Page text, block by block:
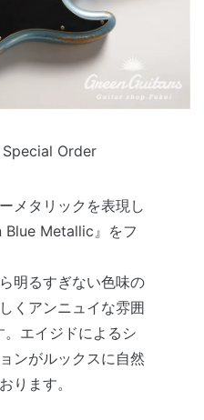
Order
メタリックを表現し
Blue Metallic』をフ
明るすぎない色味の
くアンニュイな雰囲
エイジドによるシ
ンがルックスに自然
ります。